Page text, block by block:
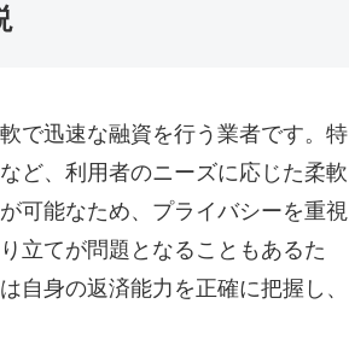
で迅速な融資を行う業者です。特
ど、利用者のニーズに応じた柔軟
可能なため、プライバシーを重視
立てが問題となることもあるた
自身の返済能力を正確に把握し、